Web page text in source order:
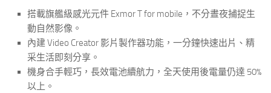
搭載旗艦級感光元件 Exmor T for mobile，不分晝夜捕捉生
動自然影像。
內建 Video Creator 影片製作器功能，一分鐘快速出片、精
采生活即刻分享。
機身合手輕巧，長效電池續航力，全天使用後電量仍達 50%
以上。